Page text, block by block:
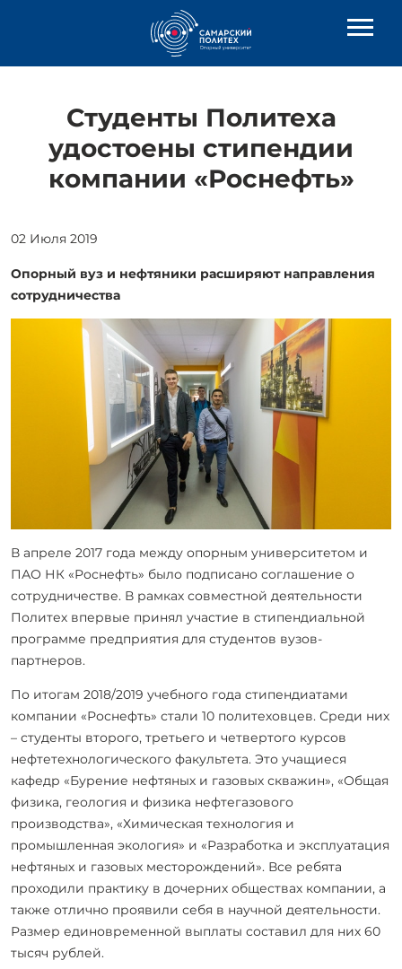
Студенты Политеха
удостоены стипендии
компании «Роснефть»
02 Июля 2019
Опорный вуз и нефтяники расширяют направления
сотрудничества
В апреле 2017 года между опорным университетом и
ПАО НК «Роснефть» было подписано соглашение о
сотрудничестве. В рамках совместной деятельности
Политех впервые принял участие в стипендиальной
программе предприятия для студентов вузов-
партнеров.
По итогам 2018/2019 учебного года стипендиатами
компании «Роснефть» стали 10 политеховцев. Среди них
– студенты второго, третьего и четвертого курсов
нефтетехнологического факультета. Это учащиеся
кафедр «Бурение нефтяных и газовых скважин», «Общая
физика, геология и физика нефтегазового
производства», «Химическая технология и
промышленная экология» и «Разработка и эксплуатация
нефтяных и газовых месторождений». Все ребята
проходили практику в дочерних обществах компании, а
также отлично проявили себя в научной деятельности.
Размер единовременной выплаты составил для них 60
тысяч рублей.